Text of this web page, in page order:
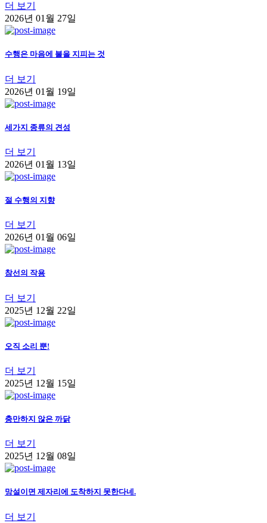
더 보기
2026년 01월 27일
수행은 마음에 불을 지피는 것
더 보기
2026년 01월 19일
세가지 종류의 견성
더 보기
2026년 01월 13일
절 수행의 지향
더 보기
2026년 01월 06일
참선의 작용
더 보기
2025년 12월 22일
오직 소리 뿐!
더 보기
2025년 12월 15일
충만하지 않은 까닭
더 보기
2025년 12월 08일
망설이면 제자리에 도착하지 못한다네.
더 보기